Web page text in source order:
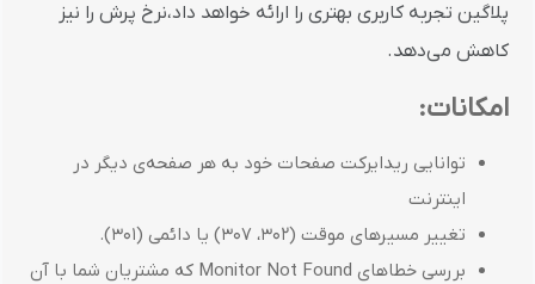
پلاگین تجربه کاربری بهتری را ارائه خواهد داد،نرخ پرش را نیز
کاهش می‌دهد.
امکانات:
توانایی ریدایرکت صفحات خود به هر صفحه‌ی دیگر در
اینترنت
تغییر مسیرهای موقت (302، 307) یا دائمی (301).
بررسی خطاهای Monitor Not Found که مشتریان شما با آن